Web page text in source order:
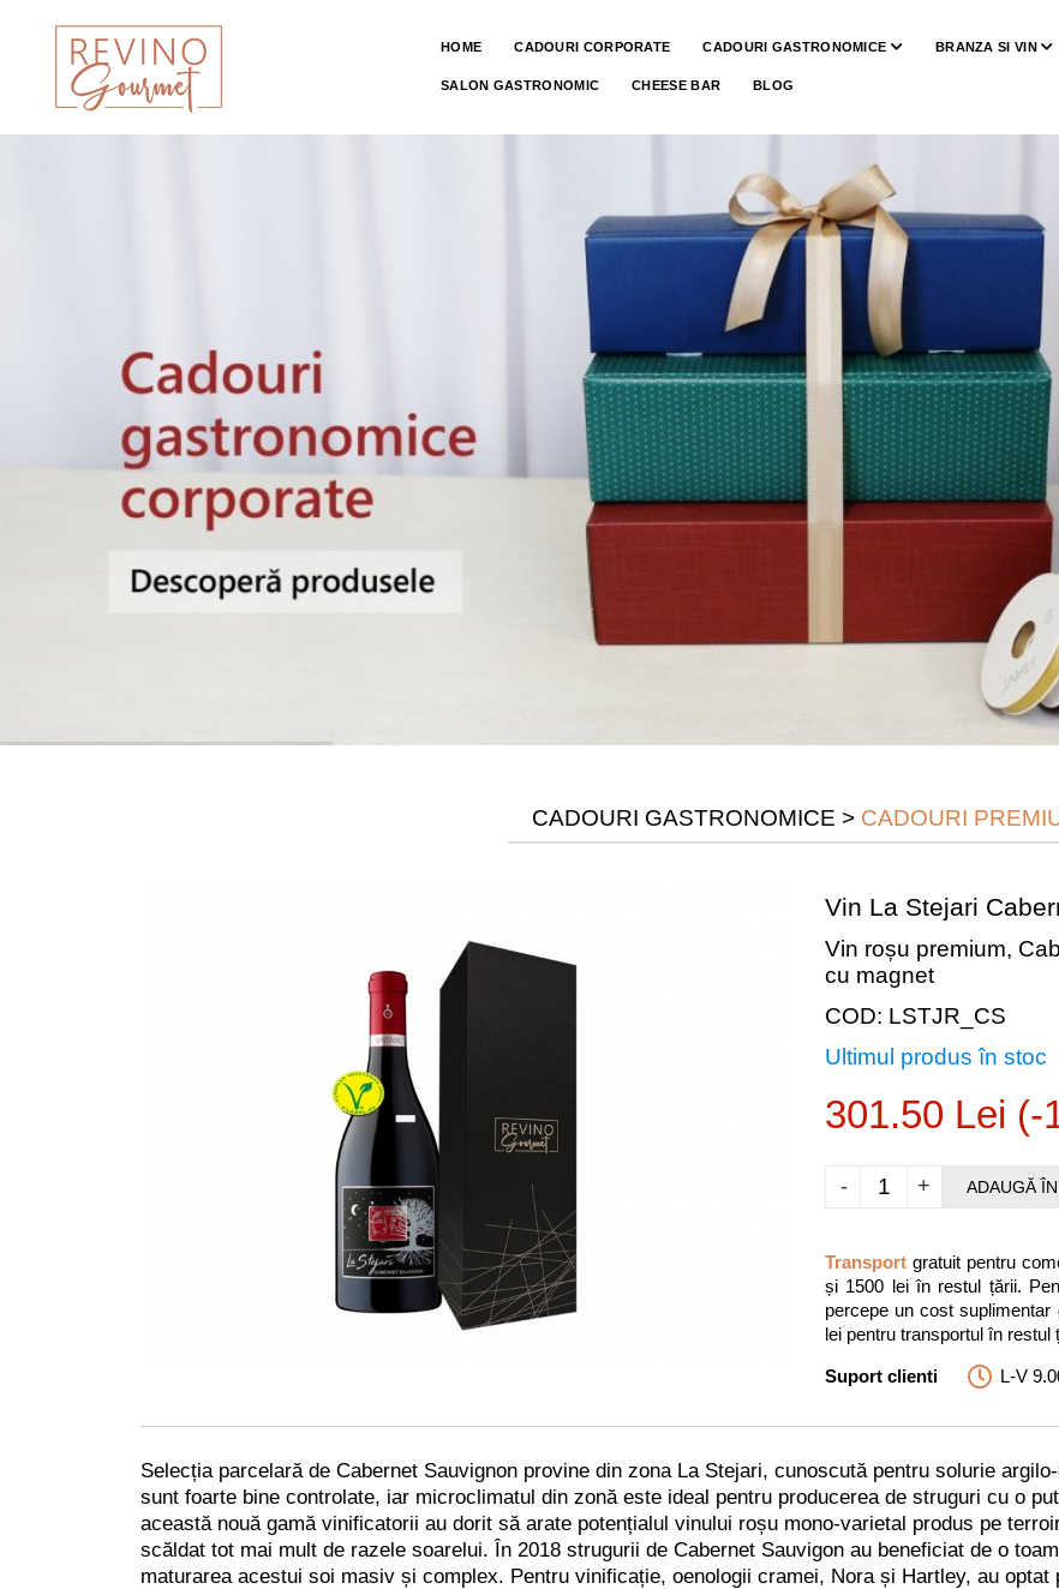
HOME CADOURI CORPORATE CADOURI GASTRONOMICE BRANZA SI VIN
SALON GASTRONOMIC CHEESE BAR BLOG
CADOURI GASTRONOMICE > CADOURI
Vin La Stejari
Vin roșu premium,
cu magnet
COD: LSTJR_CS
Ultimul produs în stoc
301.50 Lei (-
+
- ADAUGĂ
Transport gratuit pentru
și 1500 lei în restul țării.
percepe un cost
lei pentru transportul în restul
Suport clienti L-V
Selecția parcelară de Cabernet Sauvignon provine din zona La Stejari, cunoscută pentru solurie
sunt foarte bine controlate, iar microclimatul din zonă este ideal pentru producerea de struguri cu o
această nouă gamă vinificatorii au dorit să arate potențialul vinului roșu mono-varietal produs pe
scăldat tot mai mult de razele soarelui. În 2018 strugurii de Cabernet Sauvigon au beneficiat de o
maturarea acestui soi masiv și complex. Pentru vinificație, oenologii cramei, Nora și Hartley, au optat